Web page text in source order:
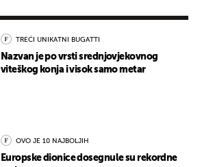
TREĆI UNIKATNI BUGATTI
Nazvan je po vrsti srednjovjekovnog
viteškog konja i visok samo metar
OVO JE 10 NAJBOLJIH
Europske dionice dosegnule su rekordne